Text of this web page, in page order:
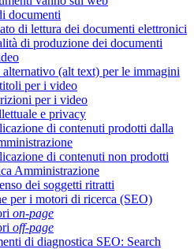
documenti
di lettura dei documenti elettronici
di produzione dei documenti
alternativo (alt text) per le immagini
per i video
per i video
e privacy
di contenuti prodotti dalla
di contenuti non prodotti
Amministrazione
dei soggetti ritratti
per i motori di ricerca (SEO)
on-page
off-page
di diagnostica SEO: Search